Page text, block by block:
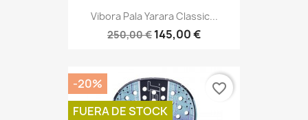
Vibora Pala Yarara Classic...
250,00 € 145,00 €
-20%
FUERA DE STOCK
favorite_border